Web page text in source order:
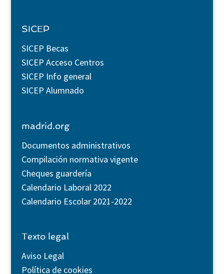
SICEP
SICEP Becas
SICEP Acceso Centros
SICEP Info general
SICEP Alumnado
madrid.org
Documentos administrativos
Compilación normativa vigente
Cheques guardería
Calendario Laboral 2022
Calendario Escolar 2021-2022
Texto legal
Aviso Legal
Política de cookies